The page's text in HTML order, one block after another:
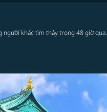
khác tìm thấy trong 48 giờ qua.